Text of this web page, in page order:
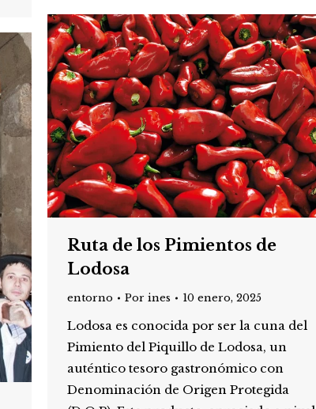
Ruta de los Pimientos de
Lodosa
entorno Por ines 10 enero, 2025
Lodosa es conocida por ser la cuna del
Pimiento del Piquillo de Lodosa, un
auténtico tesoro gastronómico con
Denominación de Origen Protegida